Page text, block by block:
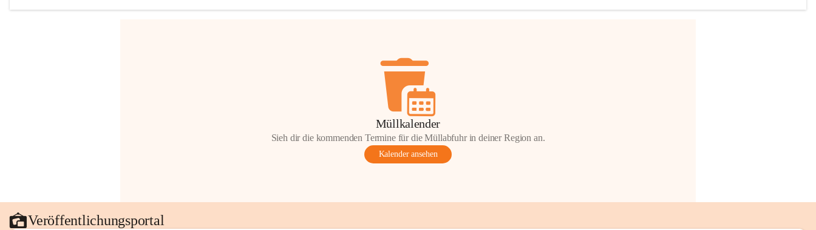
Müllkalender
Sieh dir die kommenden Termine für die Müllabfuhr in deiner Region an.
Kalender ansehen
Veröffentlichungsportal